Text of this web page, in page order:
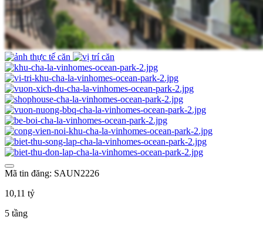
Mã tin đăng: SAUN2226
10,11 tỷ
5 tầng